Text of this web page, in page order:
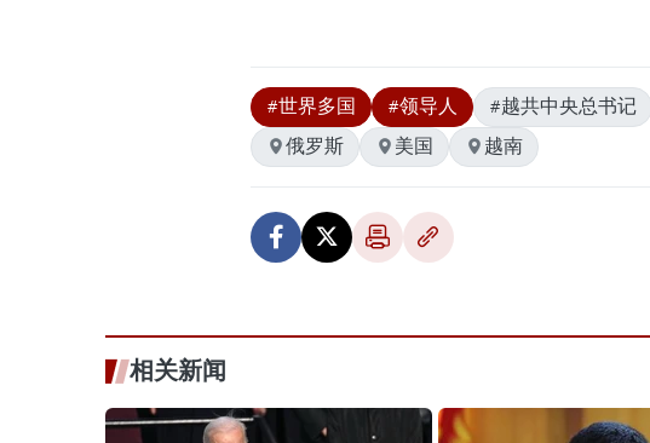
#世界多国 #领导人 #越共中央总书记
俄罗斯
美国 越南
相关新闻